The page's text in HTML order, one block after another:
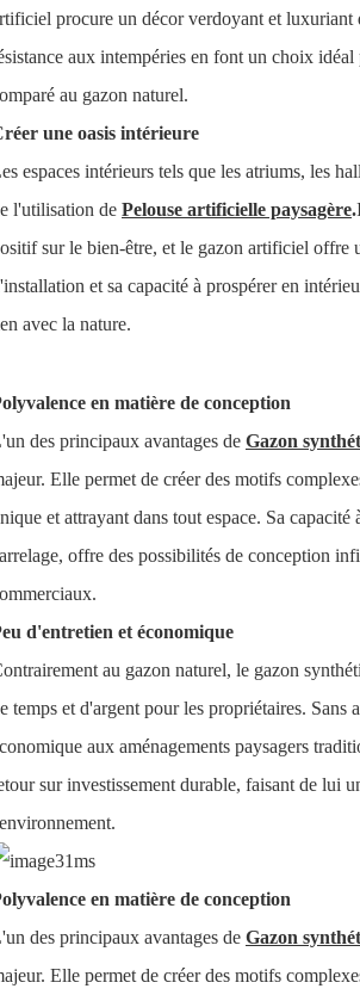
procure un décor verdoyant et luxuriant
aux intempéries en font un choix
au gazon naturel.
une oasis intérieure
espaces intérieurs tels que les atriums, les
l'utilisation de Pelouse artificielle paysagère.
sur le bien-être, et le gazon artificiel offre
et sa capacité à prospérer en
avec la nature.
en matière de conception
des principaux avantages de Gazon
Elle permet de créer des motifs
et attrayant dans tout espace. Sa
offre des possibilités de conception
d'entretien et économique
au gazon naturel, le gazon
temps et d'argent pour les propriétaires.
aux aménagements paysagers
sur investissement durable, faisant de lui
en matière de conception
des principaux avantages de Gazon
Elle permet de créer des motifs